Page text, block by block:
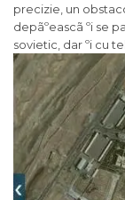
precizie, un
depãºeascã ºi se
sovietic, dar ºi cu